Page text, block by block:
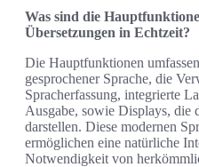
Was sind die
Übersetzungen in Echtzeit?
Die Hauptfunktionen
gesprochener Sprache, die
Spracherfassung, integrierte
Ausgabe, sowie Displays, die
darstellen. Diese modernen
ermöglichen eine natürliche
Notwendigkeit von